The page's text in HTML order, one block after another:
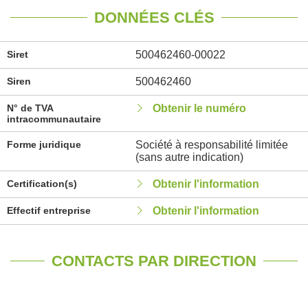
DONNÉES CLÉS
Siret 500462460-00022
Siren 500462460
N° de TVA
intracommunautaire
Obtenir le numéro
Forme juridique
Société à responsabilité limitée
(sans autre indication)
Certification(s) Obtenir l'information
Effectif entreprise Obtenir l'information
CONTACTS PAR DIRECTION